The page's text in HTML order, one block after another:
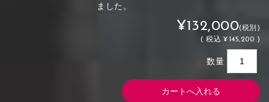
ました。
¥132,000(税別)
(税込 ¥145,200 )
数量